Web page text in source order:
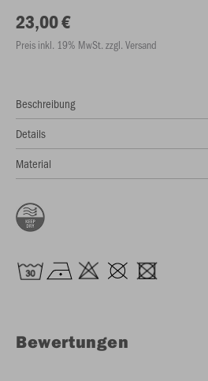
23,00 €
Preis inkl. 19% MwSt. zzgl. Versand
Beschreibung
Details
Material
Bewertungen